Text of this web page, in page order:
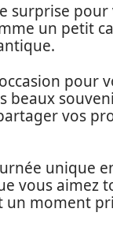
surprise pour
un petit
pour
beaux
vos
unique
vous aimez
un moment